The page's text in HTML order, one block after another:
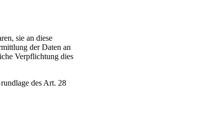
sie an diese
der Daten an
Verpflichtung dies
des Art. 28